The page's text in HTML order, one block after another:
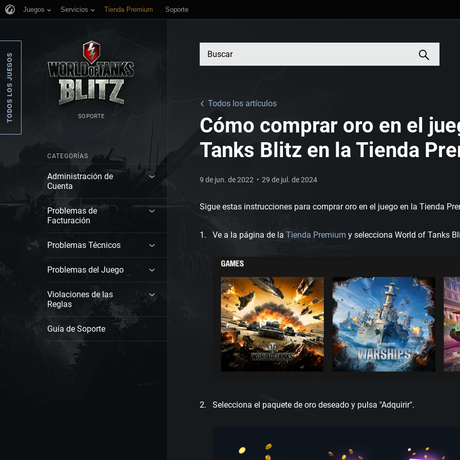
Juegos Servicios Tienda Premium Soporte
TODOS LOS JUEGOS SOPORTE
CATEGORÍAS
Administración de
Cuenta
Problemas de
Facturación
Problemas Técnicos
Problemas del Juego
Violaciones de las
Reglas
Guía de Soporte
Todos los artículos
Cómo comprar oro en el
Tanks Blitz en la Tienda
9 de jun. de 2022 29 de jul. de 2024
Sigue estas instrucciones para comprar oro en el juego en la Tienda
Ve a la página de laTienda Premium y selecciona World of Tanks
Selecciona el paquete de oro deseado y pulsa "Adquirir".